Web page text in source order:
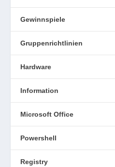
Gewinnspiele
Gruppenrichtlinien
Hardware
Information
Microsoft Office
Powershell
Registry